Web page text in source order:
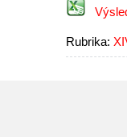
Rubrika: